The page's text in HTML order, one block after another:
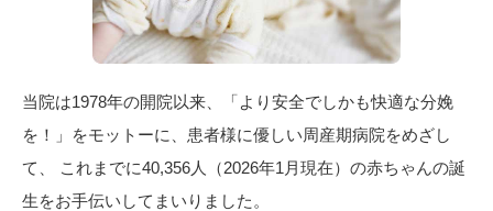
当院は1978年の開院以来、
「より安全でしかも快適な分娩
を！」をモットーに、 患者様に優しい周産期病院をめざし
て、
これまでに40,356人（2026年1月現在）の赤ちゃんの誕
生をお手伝いしてまいりました。